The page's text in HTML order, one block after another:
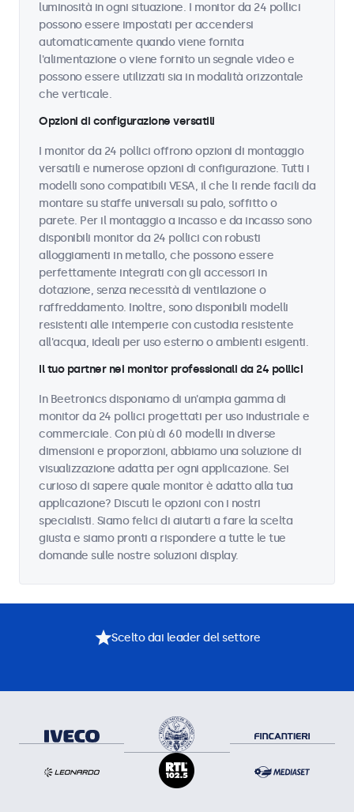
luminosità in ogni situazione. I monitor da 24 pollici
possono essere impostati per accendersi
automaticamente quando viene fornita
l'alimentazione o viene fornito un segnale video e
possono essere utilizzati sia in modalità orizzontale
che verticale.
Opzioni di configurazione versatili
I monitor da 24 pollici offrono opzioni di montaggio
versatili e numerose opzioni di configurazione. Tutti i
modelli sono compatibili VESA, il che li rende facili da
montare su staffe universali su palo, soffitto o
parete. Per il montaggio a incasso e da incasso sono
disponibili monitor da 24 pollici con robusti
alloggiamenti in metallo, che possono essere
perfettamente integrati con gli accessori in
dotazione, senza necessità di ventilazione o
raffreddamento. Inoltre, sono disponibili modelli
resistenti alle intemperie con custodia resistente
all'acqua, ideali per uso esterno o ambienti esigenti.
Il tuo partner nei monitor professionali da 24 pollici
In Beetronics disponiamo di un'ampia gamma di
monitor da 24 pollici progettati per uso industriale e
commerciale. Con più di 60 modelli in diverse
dimensioni e proporzioni, abbiamo una soluzione di
visualizzazione adatta per ogni applicazione. Sei
curioso di sapere quale monitor è adatto alla tua
applicazione? Discuti le opzioni con i nostri
specialisti. Siamo felici di aiutarti a fare la scelta
giusta e siamo pronti a rispondere a tutte le tue
domande sulle nostre soluzioni display.
Scelto dai leader del settore